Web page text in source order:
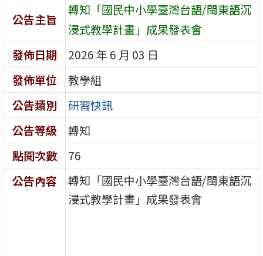
公告主旨
轉知「國民中小學臺灣台語/閩東語沉
浸式教學計畫」成果發表會
發佈日期
2026 年 6 月 03 日
發佈單位
教學組
公告類別
研習快訊
公告等級
轉知
點閱次數
76
公告內容
轉知「國民中小學臺灣台語/閩東語沉
浸式教學計畫」成果發表會